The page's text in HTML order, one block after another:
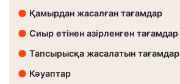
Қамырдан жасалған тағамдар
Сиыр етінен азірленген тағамдар
Тапсырысқа жасалатын тағамдар
Кәуаптар